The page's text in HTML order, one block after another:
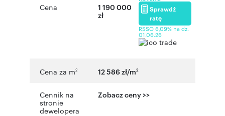
Cena
1 190 000
zł
Sprawdź
ratę
RSSO 6,09% na dz.
01.06.26
Cena za m2 12 586 zł/m2
Cennik na
stronie
dewelopera
Zobacz ceny >>